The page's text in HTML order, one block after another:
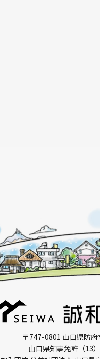
〒747-0801 山口県防
山口県知事免許（13